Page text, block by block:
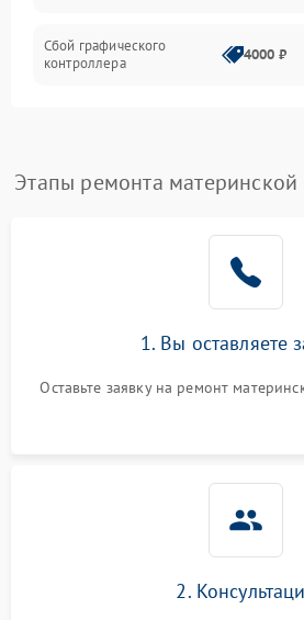
Сбой графического
контроллера
4000 ₽
Этапы ремонта
1. Вы оставляете
Оставьте заявку на ремонт
2.